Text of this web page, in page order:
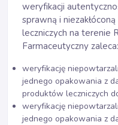
weryfikacji
sprawną i
leczniczych na terenie
Farmaceutyczny zaleca:
weryfikację
jednego opakowania z
produktów leczniczych
weryfikację
jednego opakowania z